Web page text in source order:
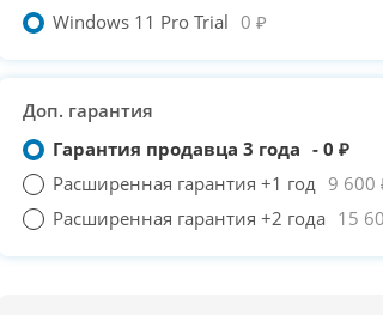
Windows 11 Pro Trial 0 ₽
Доп. гарантия
Гарантия продавца 3 года - 0 ₽
Расширенная гарантия +1 год 9 600
Расширенная гарантия +2 года 15